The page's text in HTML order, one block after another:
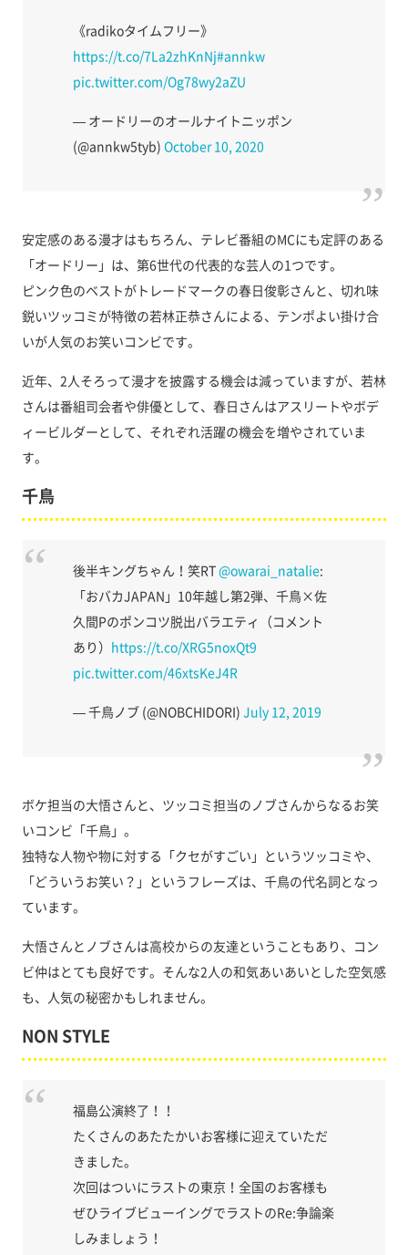
《radikoタイムフリー》
https://t.co/7La2zhKnNj#annkw
pic.twitter.com/Og78wy2aZU
— オードリーのオールナイトニッポン
(@annkw5tyb) October 10, 2020
安定感のある漫才はもちろん、テレビ番組のMCにも定評のある
「オードリー」は、第6世代の代表的な芸人の1つです。
ピンク色のベストがトレードマークの春日俊彰さんと、切れ味
鋭いツッコミが特徴の若林正恭さんによる、テンポよい掛け合
いが人気のお笑いコンビです。
近年、2人そろって漫才を披露する機会は減っていますが、若林
さんは番組司会者や俳優として、春日さんはアスリートやボデ
ィービルダーとして、それぞれ活躍の機会を増やされていま
す。
千鳥
後半キングちゃん！笑RT @owarai_natalie:
「おバカJAPAN」10年越し第2弾、千鳥×佐
久間Pのポンコツ脱出バラエティ（コメント
あり）
https://t.co/XRG5noxQt9
pic.twitter.com/46xtsKeJ4R
— 千鳥ノブ (@NOBCHIDORI) July 12, 2019
ボケ担当の大悟さんと、ツッコミ担当のノブさんからなるお笑
いコンビ「千鳥」。
独特な人物や物に対する「クセがすごい」というツッコミや、
「どういうお笑い？」というフレーズは、千鳥の代名詞となっ
ています。
大悟さんとノブさんは高校からの友達ということもあり、コン
ビ仲はとても良好です。そんな2人の和気あいあいとした空気感
も、人気の秘密かもしれません。
NON STYLE
福島公演終了！！
たくさんのあたたかいお客様に迎えていただ
きました。
次回はついにラストの東京！全国のお客様も
ぜひライブビューイングでラストのRe:争論楽
しみましょう！